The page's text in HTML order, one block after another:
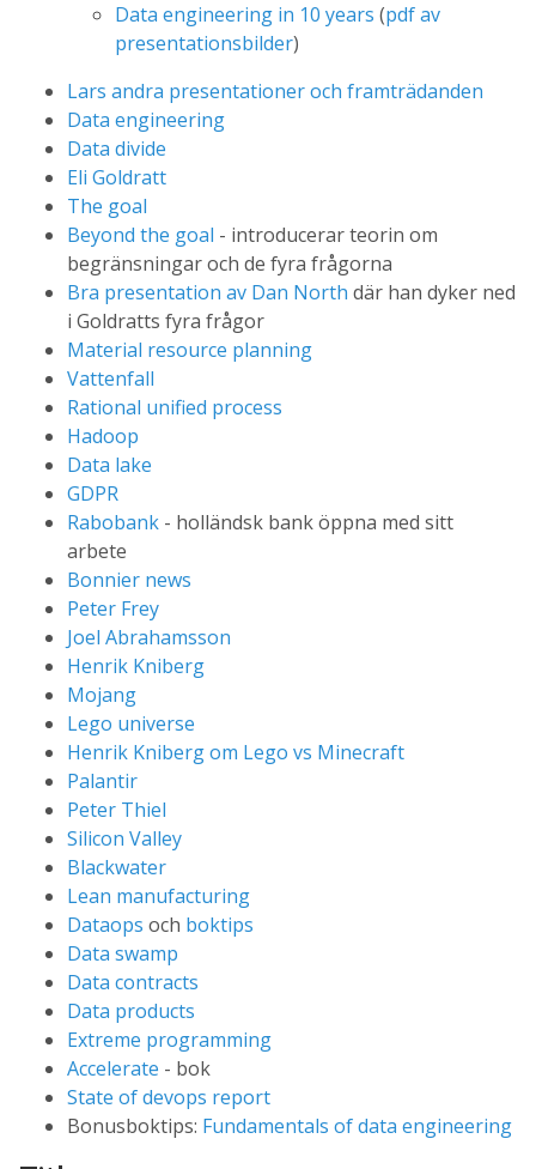
Data engineering in 10 years (pdf av
presentationsbilder)
Lars andra presentationer och framträdanden
Data engineering
Data divide
Eli Goldratt
The goal
Beyond the goal - introducerar teorin om
begränsningar och de fyra frågorna
Bra presentation av Dan North där han dyker ned
i Goldratts fyra frågor
Material resource planning
Vattenfall
Rational unified process
Hadoop
Data lake
GDPR
Rabobank - holländsk bank öppna med sitt
arbete
Bonnier news
Peter Frey
Joel Abrahamsson
Henrik Kniberg
Mojang
Lego universe
Henrik Kniberg om Lego vs Minecraft
Palantir
Peter Thiel
Silicon Valley
Blackwater
Lean manufacturing
Dataops och boktips
Data swamp
Data contracts
Data products
Extreme programming
Accelerate - bok
State of devops report
Bonusboktips: Fundamentals of data engineering